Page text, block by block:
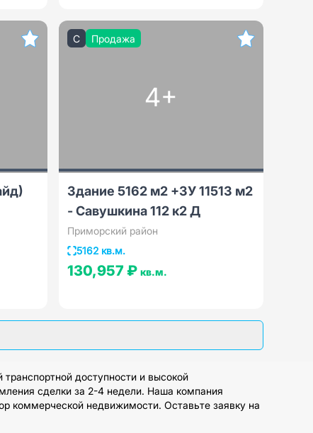
C Продажа
4+
Здание 5162 м2 +ЗУ 11513 м2
- Савушкина 112 к2 Д
Приморский район
5162 кв.м.
130,957 ₽ кв.м.
доступности и высокой
сделки за 2-4 недели. Наша компания
коммерческой недвижимости. Оставьте заявку на